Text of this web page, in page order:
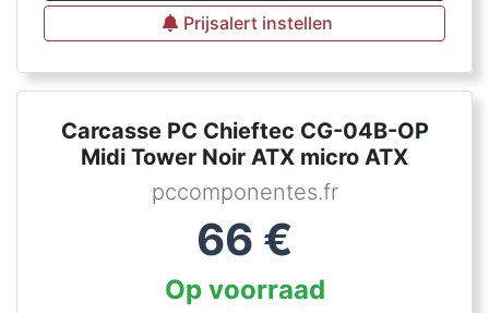
Prijsalert instellen
Carcasse PC Chieftec CG-04B-OP
Midi Tower Noir ATX micro ATX
pccomponentes.fr
66 €
Op voorraad